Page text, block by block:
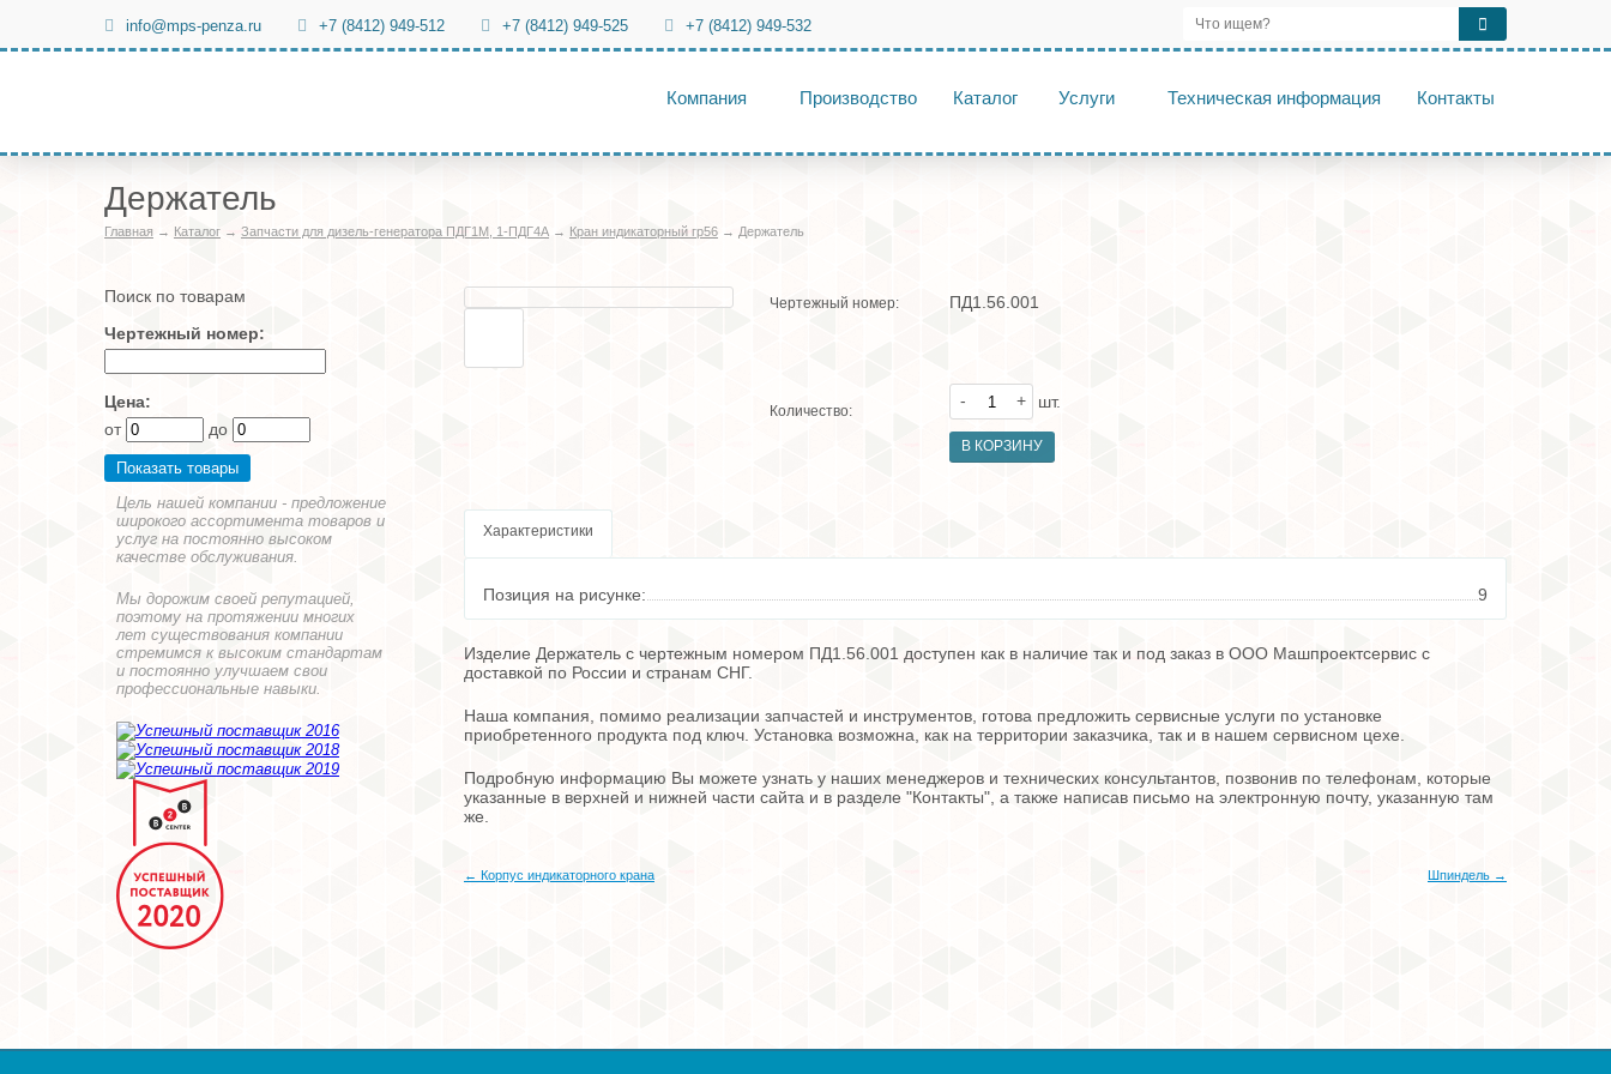
info@mps-penza.ru +7 (8412) 949-512 +7 (8412) 949-525 +7 (8412) 949-532
Компания Производство Каталог Услуги Техническая информация Контакты
Держатель
Главная → Каталог → Запчасти для дизель-генератора ПДГ1М, 1-ПДГ4А → Кран индикаторный гр56 → Держатель
Поиск по товарам
Чертежный номер:
Цена:
от
до
Цель нашей компании - предложение
широкого ассортимента товаров и
услуг на постоянно высоком
качестве обслуживания.
Мы дорожим своей репутацией,
поэтому на протяжении многих
лет существования компании
стремимся к высоким стандартам
и постоянно улучшаем свои
профессиональные навыки.
Чертежный номер: ПД1.56.001
Количество:
шт.
+
-
Характеристики
Позиция на рисунке: 9
Изделие Держатель с чертежным номером ПД1.56.001 доступен как в наличие так и под заказ в ООО Машпроектсервис с
доставкой по России и странам СНГ.
Наша компания, помимо реализации запчастей и инструментов, готова предложить сервисные услуги по установке
приобретенного продукта под ключ. Установка возможна, как на территории заказчика, так и в нашем сервисном цехе.
Подробную информацию Вы можете узнать у наших менеджеров и технических консультантов, позвонив по телефонам, которые
указанные в верхней и нижней части сайта и в разделе "Контакты", а также написав письмо на электронную почту, указанную там
же.
← Корпус индикаторного крана Шпиндель →